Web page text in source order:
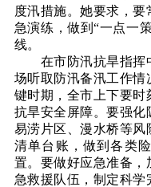
度汛措施。她要求，
急演练，做到“一点一
线。
在市防汛抗旱指挥
场听取防汛备汛工作情
键时期，全市上下要
抗旱安全屏障。要强化
易涝片区、漫水桥等风
清单台账，做到各类
置。要做好应急准备，
急救援队伍，制定科